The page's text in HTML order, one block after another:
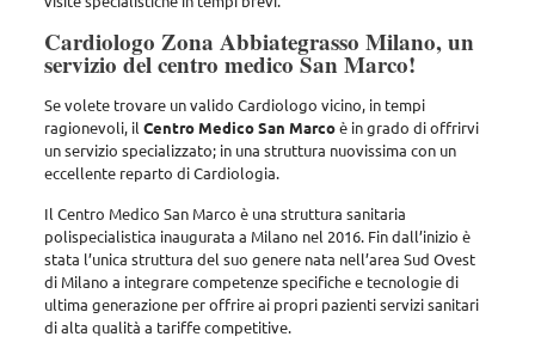
Cardiologo Zona Abbiategrasso Milano, un
servizio del centro medico San Marco!
Se volete trovare un valido Cardiologo vicino, in tempi
ragionevoli, il Centro Medico San Marcoè in grado di offrirvi
un servizio specializzato; in una struttura nuovissima con un
eccellente reparto di Cardiologia.
Il Centro Medico San Marco è una struttura sanitaria
polispecialistica inaugurata a Milano nel 2016. Fin dall’inizio è
stata l’unica struttura del suo genere nata nell’area Sud Ovest
di Milano a integrare competenze specifiche e tecnologie di
ultima generazione per offrire ai propri pazienti servizi sanitari
di alta qualità a tariffe competitive.